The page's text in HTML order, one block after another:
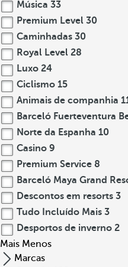
Música 33
Premium Level 30
Caminhadas 30
Royal Level 28
Luxo 24
Ciclismo 15
Animais de companhia
Barceló Fuerteventura
Norte da Espanha 10
Casino 9
Premium Service 8
Barceló Maya Grand
Descontos em resorts 3
Tudo Incluído Mais 3
Desportos de inverno 2
Mais Menos
Marcas